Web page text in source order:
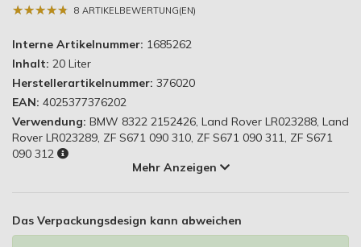
★★★★★
★★★★★ 8 ARTIKELBEWERTUNG(EN)
Interne Artikelnummer: 1685262
Inhalt: 20 Liter
Herstellerartikelnummer: 376020
EAN: 4025377376202
Verwendung: BMW 8322 2152426, Land Rover LR023288, Land
Rover LR023289, ZF S671 090 310, ZF S671 090 311, ZF S671
090 312
Mehr Anzeigen
Das Verpackungsdesign kann abweichen